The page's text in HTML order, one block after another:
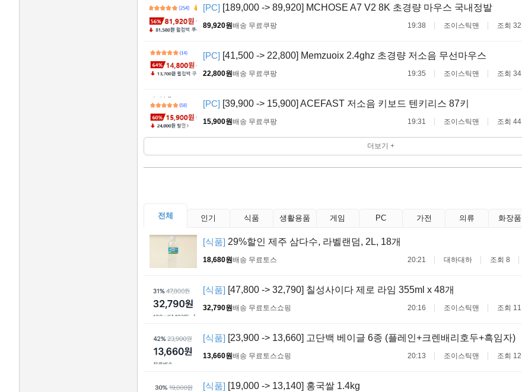
[PC] [189,000 -> 89,920] MCHOSE A7 V2 8K 초경량 마우스 국내정발
89,920원배송 무료쿠팡 19:38 조이스틱맨 조회 32
[PC] [41,500 -> 22,800] Memzuoix 2.4ghz 초경량 저소음 무선마우스
22,800원배송 무료쿠팡 19:35 조이스틱맨 조회 34
[PC] [39,900 -> 15,900] ACEFAST 저소음 키보드 텐키리스 87키
15,900원배송 무료쿠팡 19:31 조이스틱맨 조회 44
더보기 +
전체 인기 식품 생활용품 게임 PC 가전 의류 화장품
[식품] 29%할인 제주 삼다수, 라벨랜덤, 2L, 18개
18,680원배송 무료토스 20:21 대하대하 조회 8
[식품] [47,800 -> 32,790] 칠성사이다 제로 라임 355ml x 48개
32,790원배송 무료토스쇼핑 20:16 조이스틱맨 조회 11
[식품] [23,900 -> 13,660] 고단백 베이글 6종 (플레인+크렌배리호두+흑임자)
13,660원배송 무료토스쇼핑 20:13 조이스틱맨 조회 12
[식품] [19,000 -> 13,140] 홍국쌀 1.4kg